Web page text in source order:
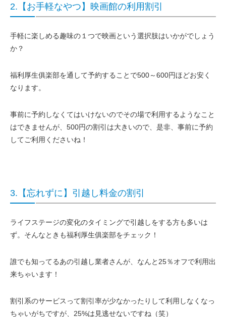
2.【お手軽なやつ】映画館の利用割引
手軽に楽しめる趣味の１つで映画という選択肢はいかがでしょう
か？
福利厚生俱楽部を通して予約することで500～600円ほどお安く
なります。
事前に予約しなくてはいけないのでその場で利用するようなこと
はできませんが、500円の割引は大きいので、是非、事前に予約
してご利用くださいね！
3.【忘れずに】引越し料金の割引
ライフステージの変化のタイミングで引越しをする方も多いは
ず。 そんなときも福利厚生俱楽部をチェック！
誰でも知ってるあの引越し業者さんが、なんと25％オフで利用出
来ちゃいます！
割引系のサービスって割引率が少なかったりして利用しなくなっ
ちゃいがちですが、25%は見逃せないですね（笑）